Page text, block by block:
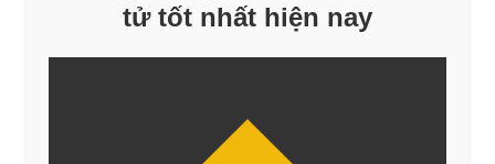
tử tốt nhất hiện nay